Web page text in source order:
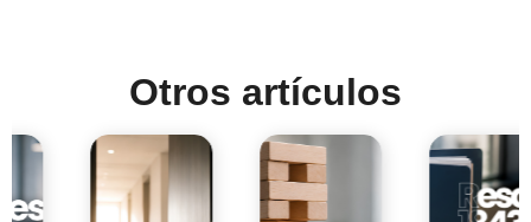
Otros artículos